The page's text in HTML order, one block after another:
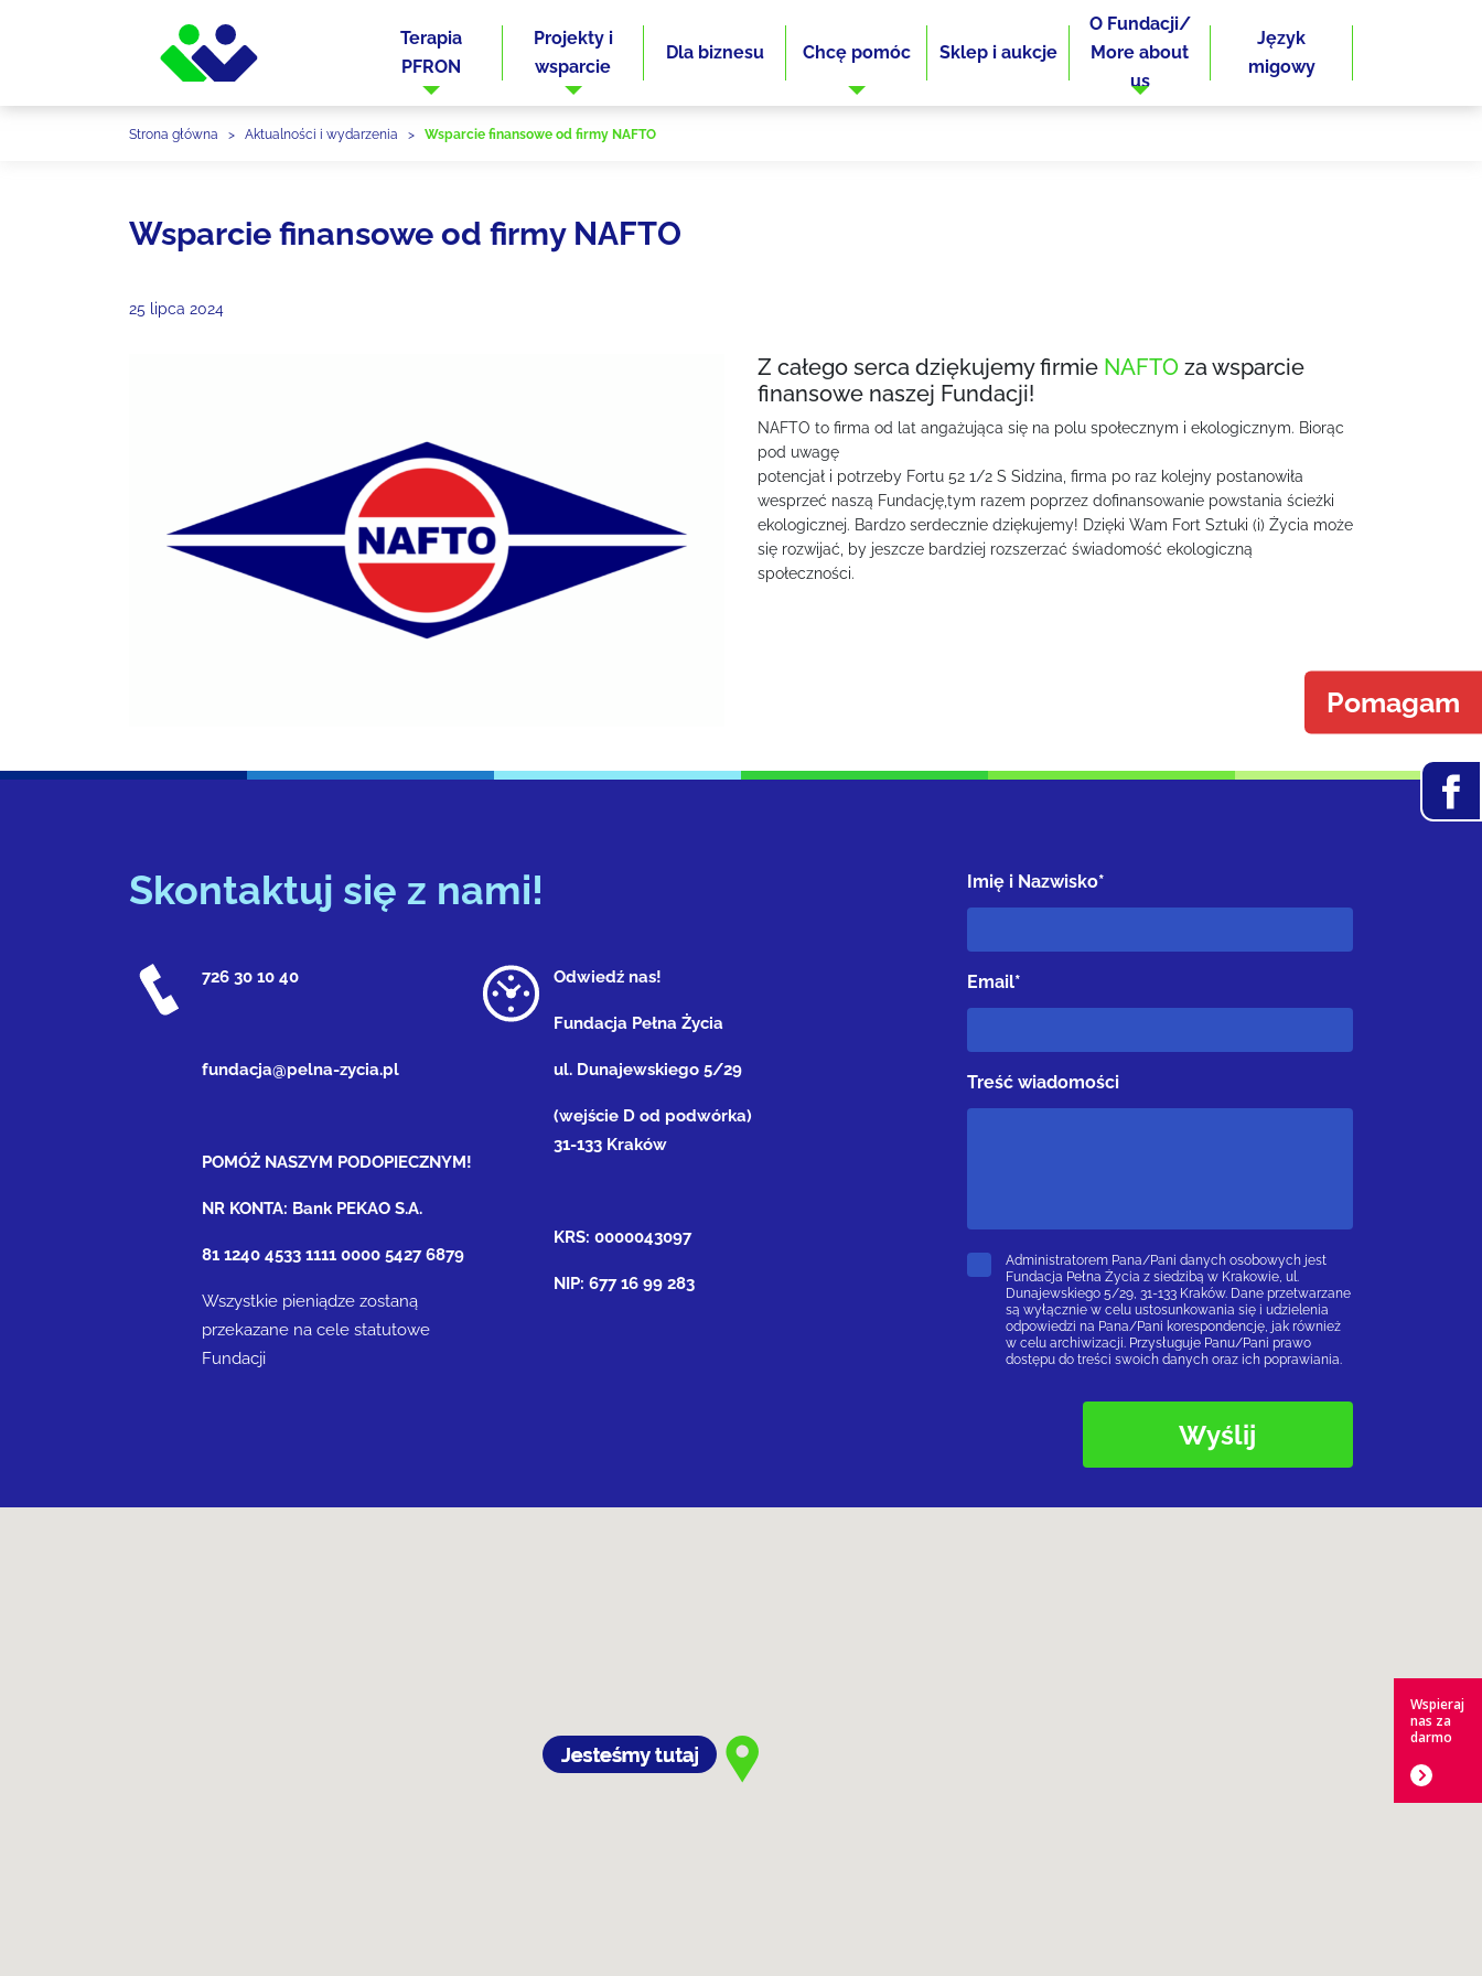
Terapia
PFRON
Projekty i
wsparcie
Dla biznesu Chcę pomóc Sklep i aukcje
O Fundacji/
More about
us
Język
migowy
Pomagam
Strona główna > Aktualności i wydarzenia > Wsparcie finansowe od firmy NAFTO
Wsparcie finansowe od firmy NAFTO
25 lipca 2024
Z całego serca dziękujemy firmie NAFTO za wsparcie
finansowe naszej Fundacji!
NAFTO to firma od lat angażująca się na polu społecznym i ekologicznym. Biorąc
pod uwagę
potencjał i potrzeby Fortu 52 1/2 S Sidzina, firma po raz kolejny postanowiła
wesprzeć naszą Fundację,tym razem poprzez dofinansowanie powstania ścieżki
ekologicznej. Bardzo serdecznie dziękujemy! Dzięki Wam Fort Sztuki (i) Życia może
się rozwijać, by jeszcze bardziej rozszerzać świadomość ekologiczną
społeczności.
Skontaktuj się z nami!
726 30 10 40
fundacja@pelna-zycia.pl
POMÓŻ NASZYM PODOPIECZNYM!
NR KONTA: Bank PEKAO S.A.
81 1240 4533 1111 0000 5427 6879
Wszystkie pieniądze zostaną
przekazane na cele statutowe
Fundacji
Odwiedź nas!
Fundacja Pełna Życia
ul. Dunajewskiego 5/29
(wejście D od podwórka)
31-133 Kraków
KRS: 0000043097
NIP: 677 16 99 283
Imię i Nazwisko*
Email*
Treść wiadomości
Administratorem Pana/Pani danych osobowych jest
Fundacja Pełna Życia z siedzibą w Krakowie, ul.
Dunajewskiego 5/29, 31-133 Kraków. Dane przetwarzane
są wyłącznie w celu ustosunkowania się i udzielenia
odpowiedzi na Pana/Pani korespondencję, jak również
w celu archiwizacji. Przysługuje Panu/Pani prawo
dostępu do treści swoich danych oraz ich poprawiania.
Wspieraj
nas za
darmo